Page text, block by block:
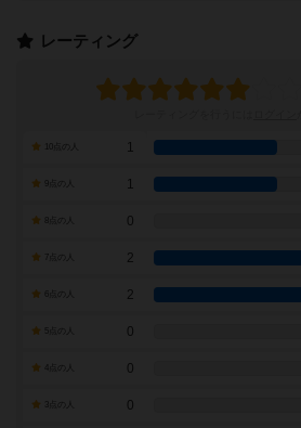
レーティング
1
1
0
7点の人 2
2
0
0
0